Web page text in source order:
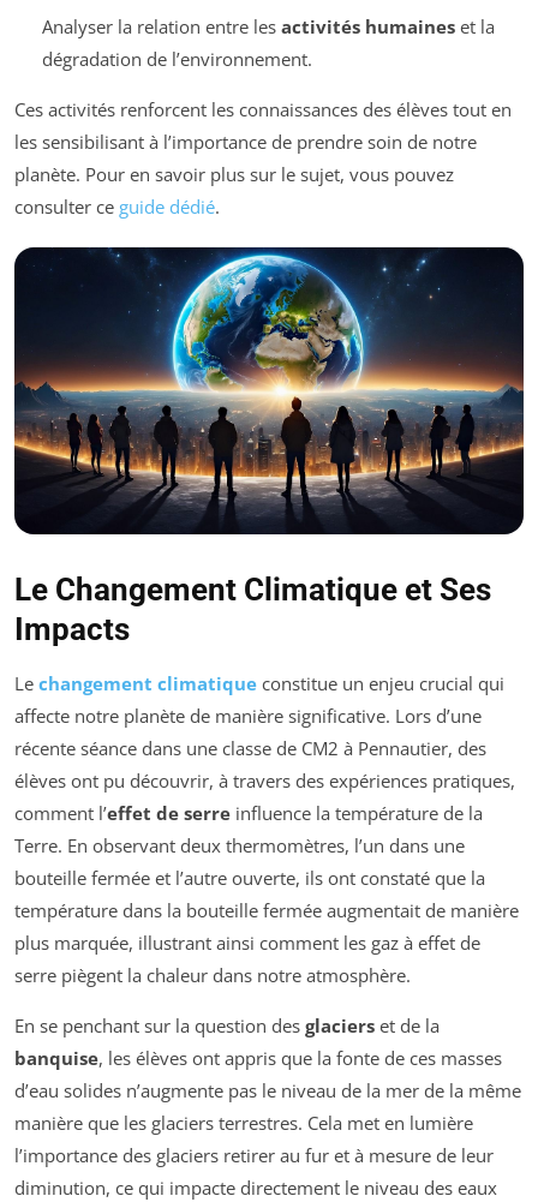
Analyser la relation entre les activités humaineset la
dégradation de l’environnement.
Ces activités renforcent les connaissances des élèves tout en
les sensibilisant à l’importance de prendre soin de notre
planète. Pour en savoir plus sur le sujet, vous pouvez
consulter ce guide dédié.
Le Changement Climatique et Ses
Impacts
Le changement climatique constitue un enjeu crucial qui
affecte notre planète de manière significative. Lors d’une
récente séance dans une classe de CM2 à Pennautier, des
élèves ont pu découvrir, à travers des expériences pratiques,
comment l’effet de serre influence la température de la
Terre. En observant deux thermomètres, l’un dans une
bouteille fermée et l’autre ouverte, ils ont constaté que la
température dans la bouteille fermée augmentait de manière
plus marquée, illustrant ainsi comment les gaz à effet de
serre piègent la chaleur dans notre atmosphère.
En se penchant sur la question des glaciers et de la
banquise, les élèves ont appris que la fonte de ces masses
d’eau solides n’augmente pas le niveau de la mer de la même
manière que les glaciers terrestres. Cela met en lumière
l’importance des glaciers retirer au fur et à mesure de leur
diminution, ce qui impacte directement le niveau des eaux